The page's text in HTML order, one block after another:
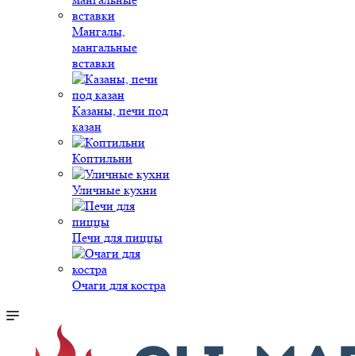
Мангалы,
мангальные
вставки
Казаны, печи под
казан
Коптильни
Уличные кухни
Печи для пиццы
Очаги для костра